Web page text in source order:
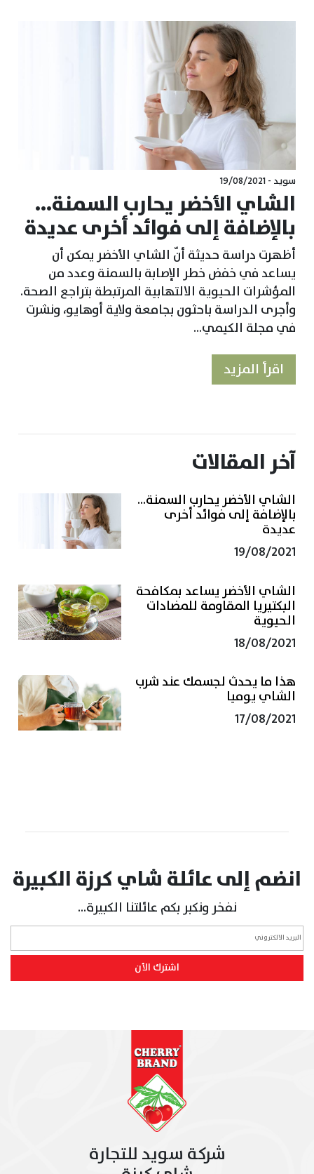
آخر المقالات
الشاي الأخضر يحارب السمنة...
بالإضافة إلى فوائد أخرى
عديدة
19/08/2021
الشاي الأخضر يساعد بمكافحة
البكتيريا المقاومة للمضادات
الحيوية
18/08/2021
هذا ما يحدث لجسمك عند شرب
الشاي يوميا
17/08/2021
سويد - 19/08/2021
الشاي الأخضر يحارب السمنة...
بالإضافة إلى فوائد أخرى عديدة
أظهرت دراسة حديثة أنّ الشاي الأخضر يمكن أن
يساعد في خفض خطر الإصابة بالسمنة وعدد من
المؤشرات الحيوية الالتهابية المرتبطة بتراجع الصحة.
وأجرى الدراسة باحثون بجامعة ولاية أوهايو، ونشرت
في مجلة الكيمي...
اقرأ المزيد
انضم إلى عائلة شاي كرزة الكبيرة
نفخر ونكبر بكم عائلتنا الكبيرة...
اشترك الأن
شركة سويد للتجارة